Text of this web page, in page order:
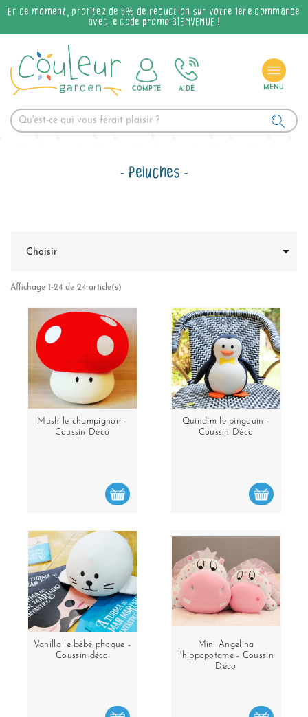
En ce moment, profitez de 5% de réduction sur votre 1ère commande
avec le code promo BIENVENUE !
COMPTE AIDE
Peluches
Choisir 
Affichage 1-24 de 24 article(s)
Mush le champignon -
Coussin Déco
Quindim le pingouin -
Coussin Déco
Vanilla le bébé phoque -
Coussin déco
Mini Angelina
l'hippopotame - Coussin
Déco